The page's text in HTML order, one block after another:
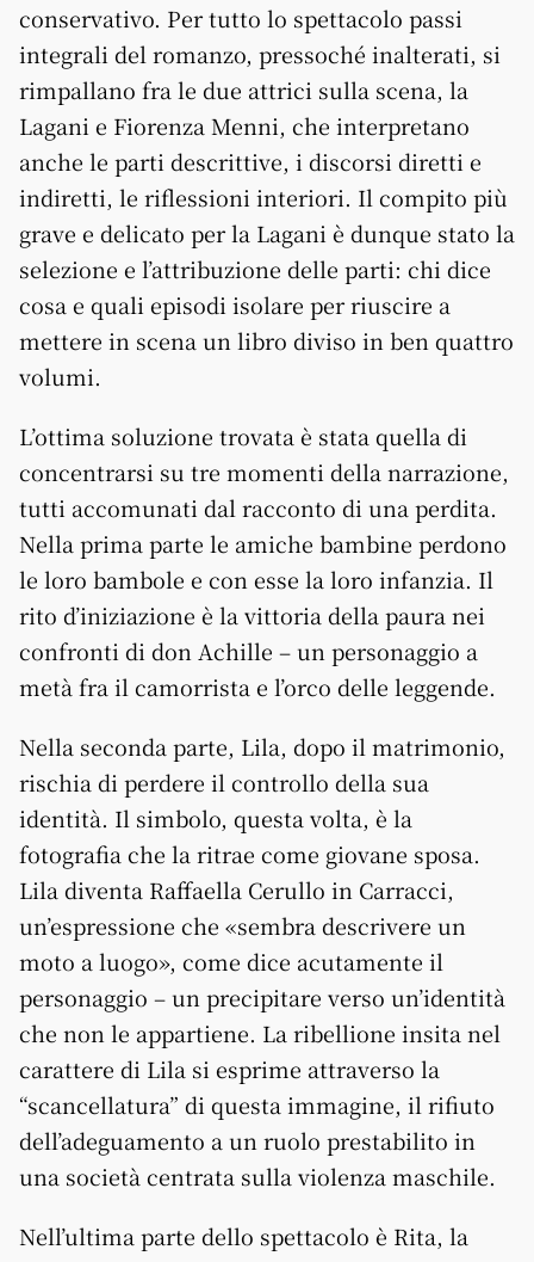
conservativo. Per tutto lo spettacolo passi
integrali del romanzo, pressoché inalterati, si
rimpallano fra le due attrici sulla scena, la
Lagani e Fiorenza Menni, che interpretano
anche le parti descrittive, i discorsi diretti e
indiretti, le riflessioni interiori. Il compito più
grave e delicato per la Lagani è dunque stato la
selezione e l’attribuzione delle parti: chi dice
cosa e quali episodi isolare per riuscire a
mettere in scena un libro diviso in ben quattro
volumi.
L’ottima soluzione trovata è stata quella di
concentrarsi su tre momenti della narrazione,
tutti accomunati dal racconto di una perdita.
Nella prima parte le amiche bambine perdono
le loro bambole e con esse la loro infanzia. Il
rito d’iniziazione è la vittoria della paura nei
confronti di don Achille – un personaggio a
metà fra il camorrista e l’orco delle leggende.
Nella seconda parte, Lila, dopo il matrimonio,
rischia di perdere il controllo della sua
identità. Il simbolo, questa volta, è la
fotografia che la ritrae come giovane sposa.
Lila diventa Raffaella Cerullo in Carracci,
un’espressione che «sembra descrivere un
moto a luogo», come dice acutamente il
personaggio – un precipitare verso un’identità
che non le appartiene. La ribellione insita nel
carattere di Lila si esprime attraverso la
“scancellatura” di questa immagine, il rifiuto
dell’adeguamento a un ruolo prestabilito in
una società centrata sulla violenza maschile.
Nell’ultima parte dello spettacolo è Rita, la